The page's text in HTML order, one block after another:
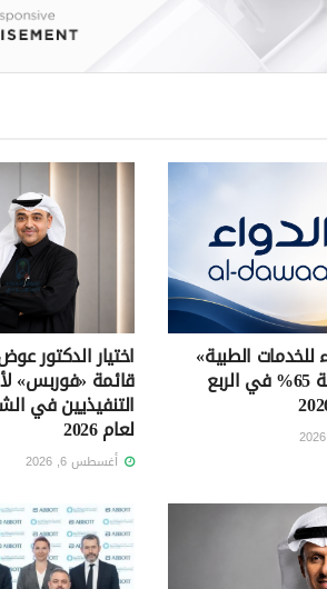
للخدمات الطبية»
تتراجع بنسبة 65% في الربع
اختيار الدكتور
قائمة «فوربس»
التنفيذيين في
لعام 2026
أغسطس 6, 2026